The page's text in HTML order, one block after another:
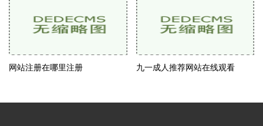
网站注册在哪里注册 九一成人推荐网站在线观看